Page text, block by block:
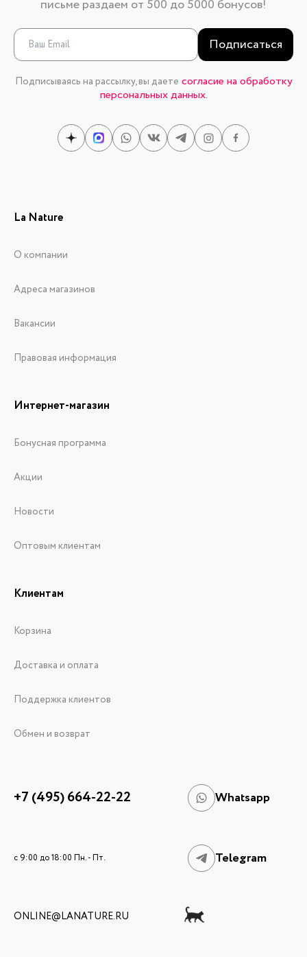
письме раздаем от 500 до 5000 бонусов!
Подписаться
Подписываясь на рассылку, вы даете согласие на обработку
персональных данных.
La Nature
О компании
Адреса магазинов
Вакансии
Правовая информация
Интернет-магазин
Бонусная программа
Акции
Новости
Оптовым клиентам
Клиентам
Корзина
Доставка и оплата
Поддержка клиентов
Обмен и возврат
+7 (495) 664-22-22 Whatsapp
c 9:00 до 18:00 Пн. - Пт. Telegram
ONLINE@LANATURE.RU